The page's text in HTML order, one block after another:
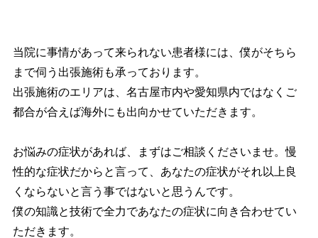
当院に事情があって来られない患者様には、僕がそちら
まで伺う出張施術も承っております。
出張施術のエリアは、名古屋市内や愛知県内ではなくご
都合が合えば海外にも出向かせていただきます。
お悩みの症状があれば、まずはご相談くださいませ。慢
性的な症状だからと言って、あなたの症状がそれ以上良
くならないと言う事ではないと思うんです。
僕の知識と技術で全力であなたの症状に向き合わせてい
ただきます。